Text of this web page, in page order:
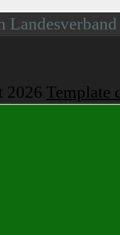
Landesverband
2026 Template